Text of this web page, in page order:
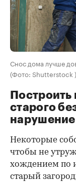
Снос дома лучше
(Фото: Shutterstock )
старого
нарушение
Некоторые
чтобы не
хождением по
старый